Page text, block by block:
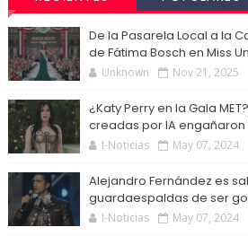
De la Pasarela Local a la
de Fátima Bosch en Miss
Unknown Nov 21, 2025
¿Katy Perry en la Gala
creadas por IA
I-Noticias May 07, 2024
Alejandro Fernández es
guardaespaldas de ser
I-Noticias May 07, 2024